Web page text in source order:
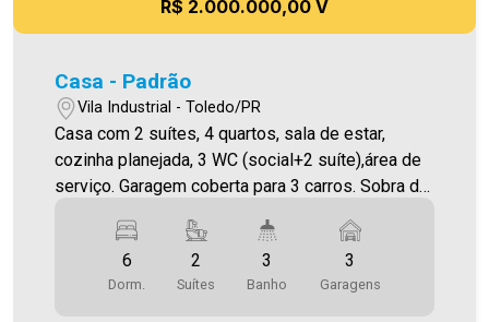
R$ 2.000.000,00 V
Casa - Padrão
Vila Industrial - Toledo/PR
Casa com 2 suítes, 4 quartos, sala de estar,
cozinha planejada, 3 WC (social+2 suíte),área de
serviço. Garagem coberta para 3 carros. Sobra de
ampla sobra de terreno na frente. Const. 180,00
m² Ter. 750,00 m²
6
Dorm.
2
Suítes
3
Banho
3
Garagens